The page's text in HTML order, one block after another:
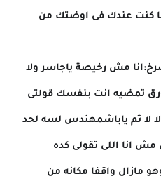
كنت عندك فى اوضتك من
مش رخيصة ياجاسر ولا
ورق تمضيه انت بنفسك قولتى
لا ثم ياباشمهندس لسه لحد
انا اللى تقولى كده
مازال واقفا مكانه من